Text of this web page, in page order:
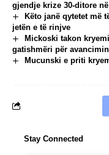
gjendje krize 30-ditore
Këto janë qytetet më
jetën e të rinjve
Mickoski takon
gatishmëri për
Mucunski e priti
Stay Connected